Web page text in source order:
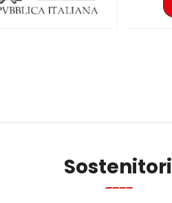
Sostenitori